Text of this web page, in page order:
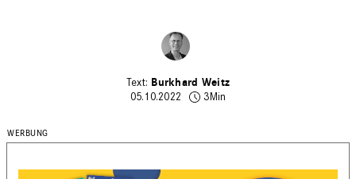
Burkhard Weitz
05.10.2022
3Min